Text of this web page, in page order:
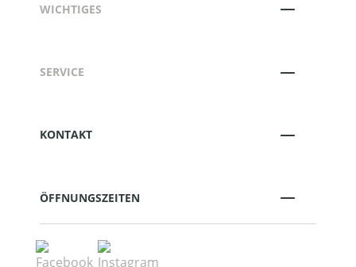
WICHTIGES
SERVICE
KONTAKT
ÖFFNUNGSZEITEN